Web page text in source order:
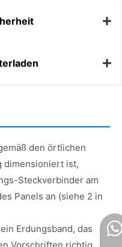
den örtlichen
dimensioniert ist,
Steckverbinder am
Panels an (siehe 2 in
Erdungsband, das
Vorschriften richtig